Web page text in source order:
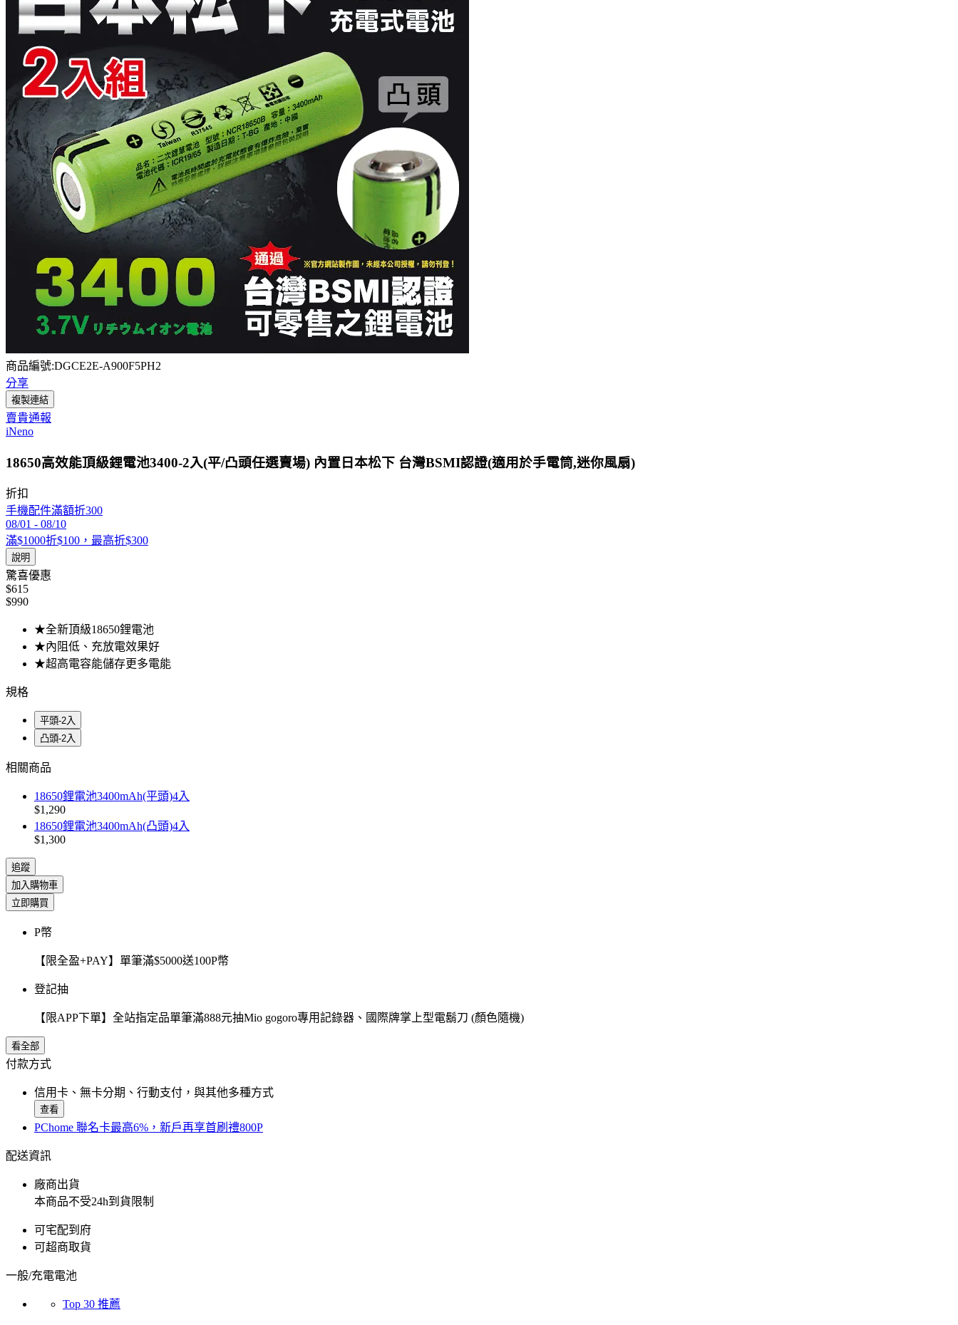
商品編號:DGCE2E-A900F5PH2
分享
複製連結
賣貴通報
iNeno
18650高效能頂級鋰電池3400-2入(平/凸頭任選賣場) 內置日本松下 台灣BSMI認證(適用於手電筒,迷你風扇)
折扣
手機配件滿額折300
08/01 - 08/10
滿$1000折$100，最高折$300
說明
驚喜優惠
$615
$990
★全新頂級18650鋰電池
★內阻低、充放電效果好
★超高電容能儲存更多電能
規格
平頭-2入
凸頭-2入
相關商品
18650鋰電池3400mAh(平頭)4入
$1,290
18650鋰電池3400mAh(凸頭)4入
$1,300
追蹤
加入購物車
立即購買
P幣
【限全盈+PAY】單筆滿$5000送100P幣
登記抽
【限APP下單】全站指定品單筆滿888元抽Mio gogoro專用記錄器、國際牌掌上型電鬍刀 (顏色隨機)
看全部
付款方式
信用卡、無卡分期、行動支付，與其他多種方式
查看
PChome 聯名卡最高6%，新戶再享首刷禮800P
配送資訊
廠商出貨
本商品不受24h到貨限制
可宅配到府
可超商取貨
一般/充電電池
Top 30 推薦